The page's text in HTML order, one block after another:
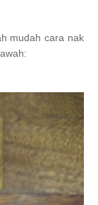
mudah cara nak